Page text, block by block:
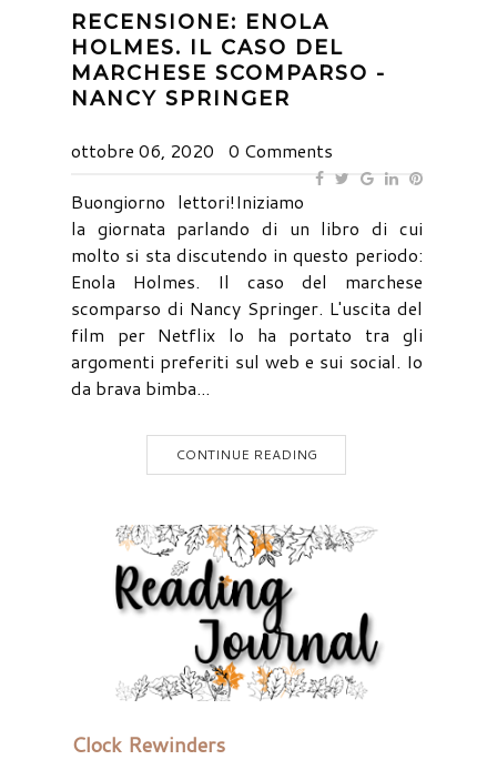
RECENSIONE: ENOLA
HOLMES. IL CASO DEL
MARCHESE SCOMPARSO -
NANCY SPRINGER
ottobre 06, 2020
0 Comments
Buongiorno lettori!Iniziamo
la giornata parlando di un libro di cui
molto si sta discutendo in questo periodo:
Enola Holmes. Il caso del marchese
scomparso di Nancy Springer. L'uscita del
film per Netflix lo ha portato tra gli
argomenti preferiti sul web e sui social. Io
da brava bimba...
CONTINUE READING
Clock Rewinders